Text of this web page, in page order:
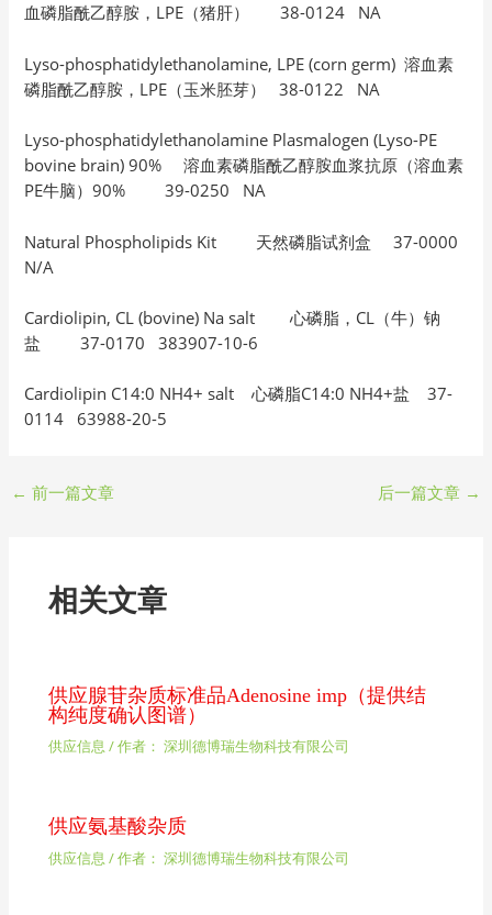
血磷脂酰乙醇胺，LPE（猪肝） 38-0124 NA
Lyso-phosphatidylethanolamine, LPE (corn germ) 溶血素
磷脂酰乙醇胺，LPE（玉米胚芽） 38-0122 NA
Lyso-phosphatidylethanolamine Plasmalogen (Lyso-PE
bovine brain) 90% 溶血素磷脂酰乙醇胺血浆抗原（溶血素
PE牛脑）90% 39-0250 NA
Natural Phospholipids Kit 天然磷脂试剂盒 37-0000
N/A
Cardiolipin, CL (bovine) Na salt 心磷脂，CL（牛）钠
盐 37-0170 383907-10-6
Cardiolipin C14:0 NH4+ salt 心磷脂C14:0 NH4+盐 37-
0114 63988-20-5
← 前一篇文章 后一篇文章 →
相关文章
供应腺苷杂质标准品Adenosine imp（提供结
构纯度确认图谱）
供应信息 / 作者： 深圳德博瑞生物科技有限公司
供应氨基酸杂质
供应信息 / 作者： 深圳德博瑞生物科技有限公司